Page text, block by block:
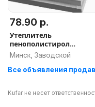
78.90 р.
Утеплитель
пенополистирол
''Истплекс''
Минск, Заводской
Все объявления
Kufar не несет